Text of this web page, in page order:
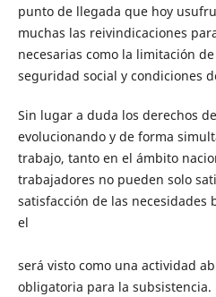
punto de llegada que hoy
muchas las reivindicaciones
necesarias como la limitación
seguridad social y condiciones
Sin lugar a duda los derechos
evolucionando y de forma
trabajo, tanto en el ámbito
trabajadores no pueden solo
satisfacción de las necesidades
será visto como una actividad
obligatoria para la subsistencia.